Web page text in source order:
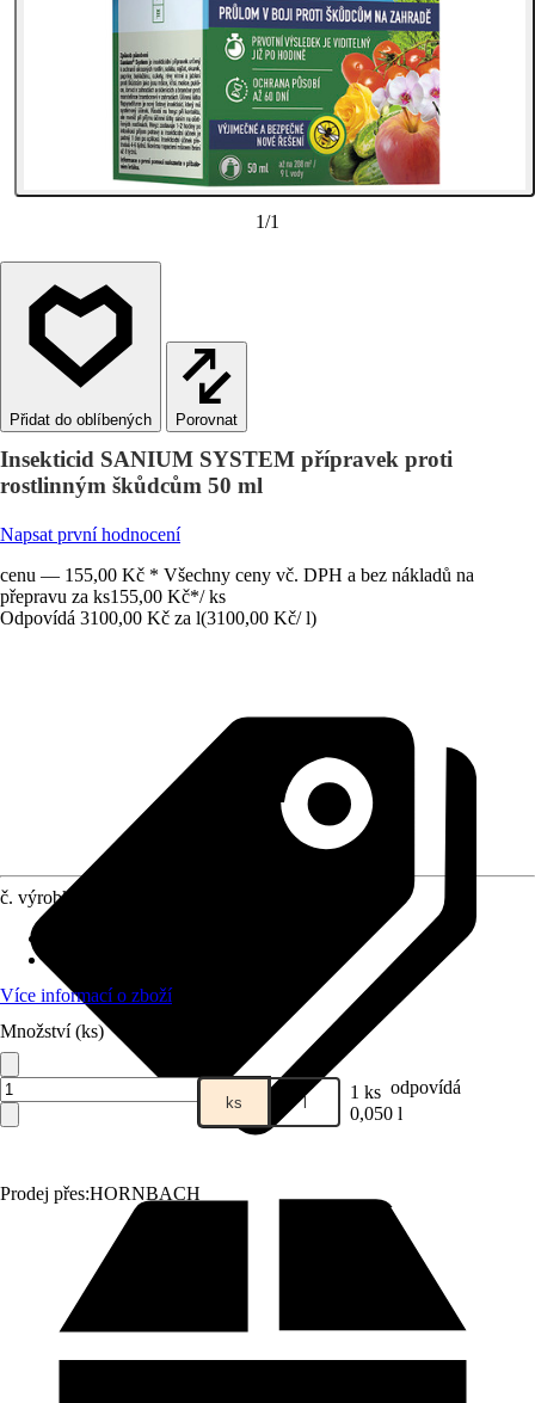
1/1
Porovnat
Insekticid SANIUM SYSTEM přípravek proti
rostlinným škůdcům 50 ml
Napsat první hodnocení
cenu — 155,00 Kč * Všechny ceny vč. DPH a bez nákladů na
přepravu za ks155,00 Kč*/ ks
Odpovídá 3100,00 Kč za l(3100,00 Kč/ l)
Prodej přes:HORNBACH
č. výrobku
Více informací o zboží
Množství (ks)
ks l 1 ks odpovídá
0,050 l